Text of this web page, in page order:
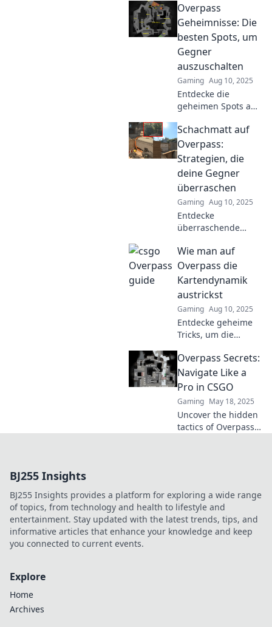
unschlagbare
Taktiken für das
Duell in CSGO und
dominiere das
Spielfeld!
Overpass
Geheimnisse: Die
besten Spots, um
Gegner
auszuschalten
Gaming Aug 10, 2025
Entdecke die
geheimen Spots auf
um deine Gegner
blitzschnell
auszuschalten!
Tipps und Tricks für
unbesiegbare
Strategien.
Schachmatt auf
Overpass:
Strategien, die
deine Gegner
überraschen
Gaming Aug 10, 2025
Entdecke
überraschende
auf Overpass, die
deine Gegner ins
Staunen versetzen!
Schach gewinnen
war nie spannender!
Wie man auf
Overpass die
Kartendynamik
austrickst
Gaming Aug 10, 2025
Entdecke geheime
Tricks, um die
Overpass zu
manipulieren und
deine
optimieren!
Overpass Secrets:
Navigate Like a
Pro in CSGO
Gaming May 18, 2025
Uncover the hidden
tactics of Overpass
BJ255 Insights
BJ255 Insights provides a platform for exploring a wide range
of topics, from technology and health to lifestyle and
entertainment. Stay updated with the latest trends, tips, and
informative articles that enhance your knowledge and keep
you connected to current events.
Explore
Home
Archives